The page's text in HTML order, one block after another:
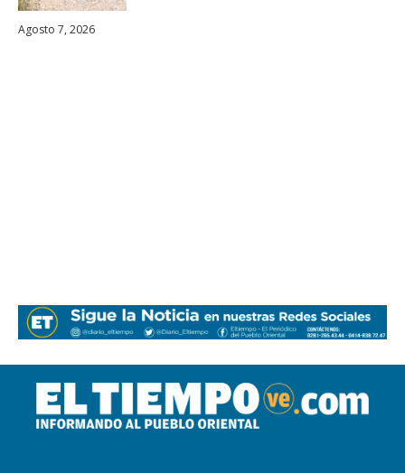
Agosto 7, 2026